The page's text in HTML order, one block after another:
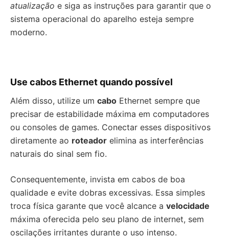
atualização e siga as instruções para garantir que o
sistema operacional do aparelho esteja sempre
moderno.
Use cabos Ethernet quando possível
Além disso, utilize um cabo Ethernet sempre que
precisar de estabilidade máxima em computadores
ou consoles de games. Conectar esses dispositivos
diretamente ao roteador elimina as interferências
naturais do sinal sem fio.
Consequentemente, invista em cabos de boa
qualidade e evite dobras excessivas. Essa simples
troca física garante que você alcance a velocidade
máxima oferecida pelo seu plano de internet, sem
oscilações irritantes durante o uso intenso.